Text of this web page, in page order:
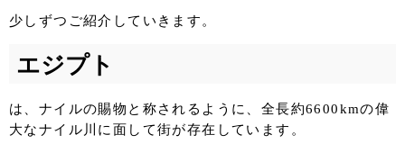
少しずつご紹介していきます。
エジプト
は、ナイルの賜物と称されるように、全長約6600kmの偉
大なナイル川に面して街が存在しています。